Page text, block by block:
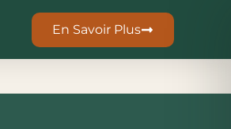
En Savoir Plus